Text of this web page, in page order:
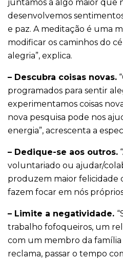
juntamos a algo maior que
desenvolvemos
e paz. A meditação é uma
modificar os caminhos do
alegria”, explica.
– Descubra coisas novas.
programados para sentir
experimentamos coisas
nova pesquisa pode nos
energia”, acrescenta a
– Dedique-se aos outros.
voluntariado ou ajudar/
produzem maior felicidade
fazem focar em nós
– Limite a negatividade.
trabalho fofoqueiros, um
com um membro da
reclama, passar o tempo